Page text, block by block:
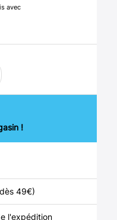
avec
!
49€)
l'expédition